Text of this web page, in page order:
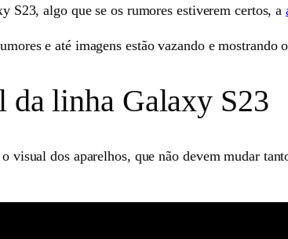
S23, algo que se os rumores estiverem certos, a
e até imagens estão vazando e mostrando
da linha Galaxy S23
dos aparelhos, que não devem mudar